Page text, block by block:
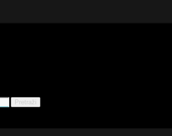
Pretraži